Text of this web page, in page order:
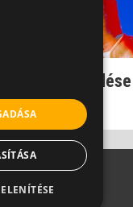
fejfájás kezelése